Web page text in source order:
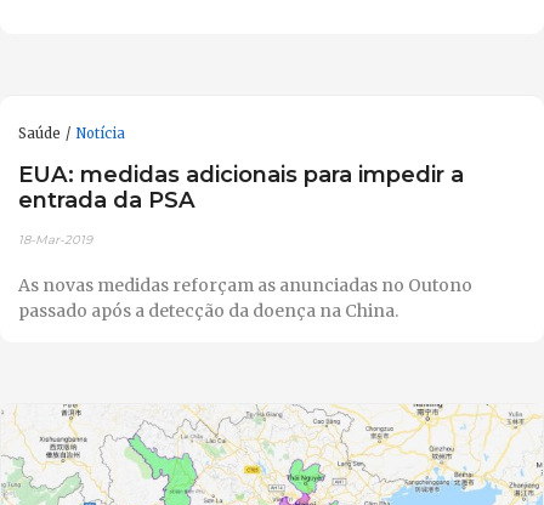
Saúde Notícia
EUA: medidas adicionais para impedir a
entrada da PSA
18-Mar-2019
As novas medidas reforçam as anunciadas no Outono
passado após a detecção da doença na China.